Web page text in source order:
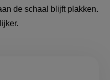
de schaal blijft plakken.